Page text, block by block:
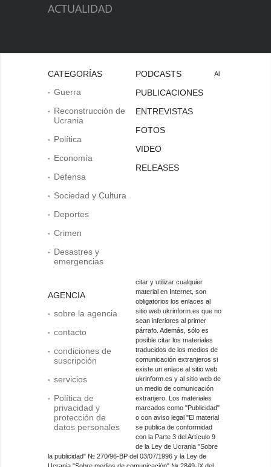
ACTUALIDAD
CATEGORÍAS
Guerra
Reconstrucción de
Ucrania
Política
Economía
Defensa
Sociedad y Cultura
Deportes
Crimen
Desastres y
emergencias
AGENCIA
sobre la agencia
contacto
condiciones de
suscripción
servicios
Política de
privacidad y
protección de
datos personales
PODCASTS
PUBLICACIONES
ENTREVISTAS
FOTOS
VIDEO
RELEASES
Al
citar y utilizar cualquier
material en Internet, son
obligatorios los enlaces al
sitio web ukrinform.es que no
sean inferiores al primer
párrafo. Además, sólo es
posible citar los materiales
traducidos de los medios de
comunicación extranjeros si
existe un enlace al sitio web
ukrinform.es y al sitio web de
un medio de comunicación
extranjero. Los materiales
marcados como "Publicidad"
o con aviso legal "El material
se publica de conformidad
con la Parte 3 del Artículo 9
de la Ley de Ucrania "Sobre
la publicidad" № 270/96-ВР del 03/07/1996 y la Ley de
Ucrania "Sobre medios de comunicación" № 2849-IX del